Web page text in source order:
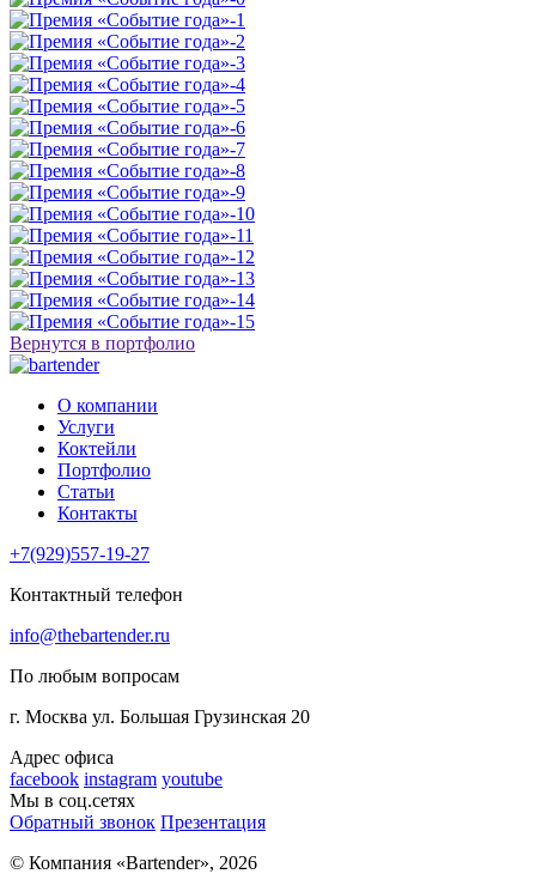
Вернутся в портфолио
О компании
Услуги
Коктейли
Портфолио
Статьи
Контакты
+7(929)557-19-27
Контактный телефон
info@thebartender.ru
По любым вопросам
г. Москва ул. Большая Грузинская 20
Адрес офиса
facebook instagram youtube
Мы в соц.сетях
Обратный звонок Презентация
© Компания «Bartender», 2026